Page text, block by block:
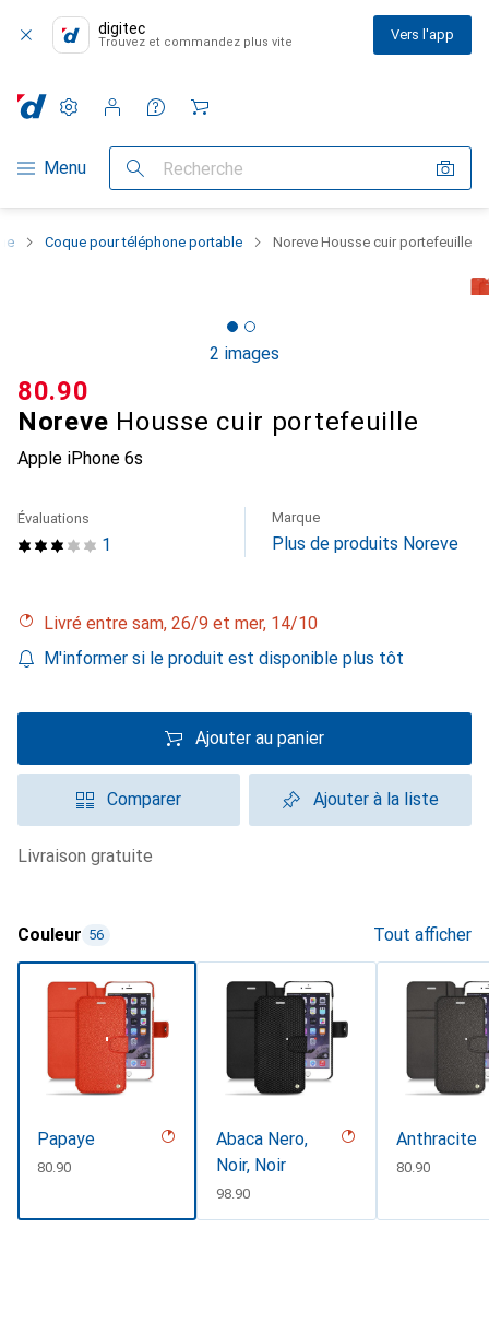
digitec
Trouvez et commandez plus vite Vers l'app
Navigation par catégorie
Menu Recherche
Paramètres
Compte client
Listes de comparaison
Listes d'envies
Panier
Coque pour téléphone portable Noreve Housse cuir portefeuille
2 images
Noreve Housse cuir portefeuille
Apple iPhone 6s
CHF
80.90
1
Évaluations Marque
Plus de produits Noreve
Livré entre sam, 26/9 et mer, 14/10
M'informer si le produit est disponible plus tôt
Ajouter au panier
Comparer Ajouter à la liste
livraison gratuite
Couleur 56 Tout afficher
Papaye
CHF
80.90
Abaca Nero,
Noir, Noir
CHF
98.90
Anthracite
CHF
80.90